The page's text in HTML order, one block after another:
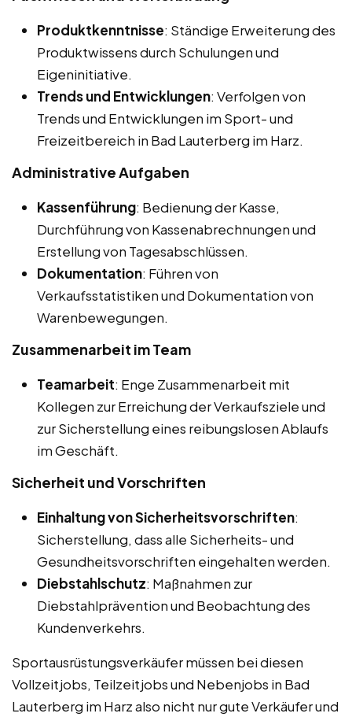
Produktkenntnisse: Ständige Erweiterung des
Produktwissens durch Schulungen und
Eigeninitiative.
Trends und Entwicklungen: Verfolgen von
Trends und Entwicklungen im Sport- und
Freizeitbereich in Bad Lauterberg im Harz.
Administrative Aufgaben
Kassenführung: Bedienung der Kasse,
Durchführung von Kassenabrechnungen und
Erstellung von Tagesabschlüssen.
Dokumentation: Führen von
Verkaufsstatistiken und Dokumentation von
Warenbewegungen.
Zusammenarbeit im Team
Teamarbeit: Enge Zusammenarbeit mit
Kollegen zur Erreichung der Verkaufsziele und
zur Sicherstellung eines reibungslosen Ablaufs
im Geschäft.
Sicherheit und Vorschriften
Einhaltung von Sicherheitsvorschriften:
Sicherstellung, dass alle Sicherheits- und
Gesundheitsvorschriften eingehalten werden.
Diebstahlschutz: Maßnahmen zur
Diebstahlprävention und Beobachtung des
Kundenverkehrs.
Sportausrüstungsverkäufer müssen bei diesen
Vollzeitjobs, Teilzeitjobs und Nebenjobs in Bad
Lauterberg im Harz also nicht nur gute Verkäufer und